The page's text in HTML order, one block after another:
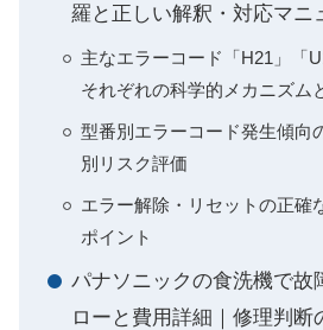
羅と正しい解釈・対応マニ
主なエラーコード「H21」「
それぞれの科学的メカニズム
型番別エラーコード発生傾向
別リスク評価
エラー解除・リセットの正確
ポイント
パナソニックの食洗機で故
ローと費用詳細｜修理判断